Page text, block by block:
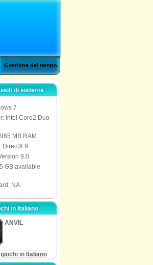
Gestione del tempo
di sistema
7
Intel Core2 Duo
MB RAM
DirectX 9
9.0
GB available
NA
in Italiano
ANVIL
in Italiano